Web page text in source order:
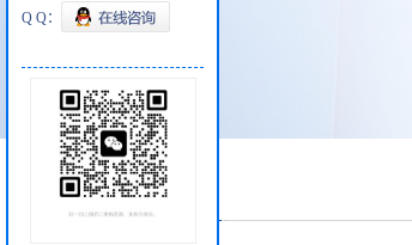
产品展厅
Q Q：